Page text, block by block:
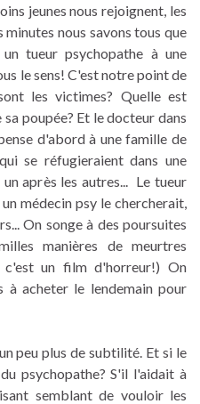
jeunes nous rejoignent, les
nous savons tous que
tueur psychopathe à une
le sens! C'est notre point de
les victimes? Quelle est
poupée? Et le docteur dans
d'abord à une famille de
se réfugieraient dans une
après les autres... Le tueur
médecin psy le chercherait,
On songe à des poursuites
manières de meurtres
c'est un film d'horreur!) On
à acheter le lendemain pour
peu plus de subtilité. Et si le
psychopathe? S'il l'aidait à
semblant de vouloir les